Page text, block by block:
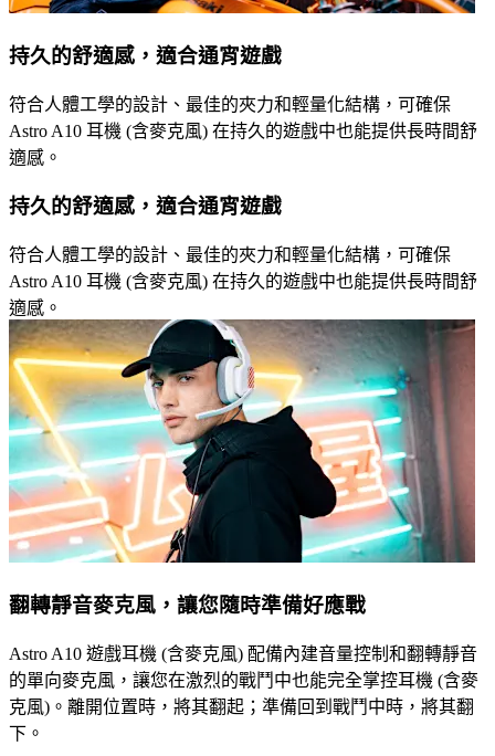
持久的舒適感，適合通宵遊戲
符合人體工學的設計、最佳的夾力和輕量化結構，可確保
Astro A10 耳機 (含麥克風) 在持久的遊戲中也能提供長時間舒
適感。
持久的舒適感，適合通宵遊戲
符合人體工學的設計、最佳的夾力和輕量化結構，可確保
Astro A10 耳機 (含麥克風) 在持久的遊戲中也能提供長時間舒
適感。
翻轉靜音麥克風，讓您隨時準備好應戰
Astro A10 遊戲耳機 (含麥克風) 配備內建音量控制和翻轉靜音
的單向麥克風，讓您在激烈的戰鬥中也能完全掌控耳機 (含麥
克風)。離開位置時，將其翻起；準備回到戰鬥中時，將其翻
下。